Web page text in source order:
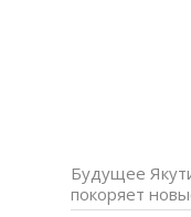
Будущее
покоряет